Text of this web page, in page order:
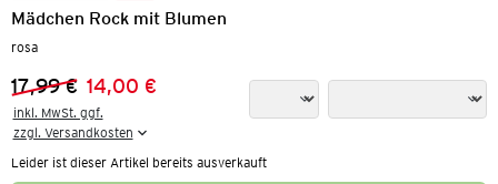
Mädchen Rock mit Blumen
rosa
Vorheriger Preis:
17,99 €
Neuer Preis:
14,00 €
inkl. MwSt. ggf.
zzgl. Versandkosten
Leider ist dieser Artikel bereits ausverkauft